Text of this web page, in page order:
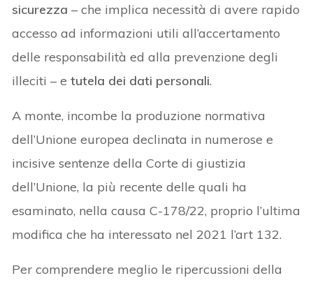
sicurezza – che implica necessità di avere rapido
accesso ad informazioni utili all’accertamento
delle responsabilità ed alla prevenzione degli
illeciti – etutela dei dati personali.
A monte, incombe la produzione normativa
dell’Unione europea declinata in numerose e
incisive sentenze della Corte di giustizia
dell’Unione, la più recente delle quali ha
esaminato, nella causa C-178/22, proprio l’ultima
modifica che ha interessato nel 2021 l’art 132.
Per comprendere meglio le ripercussioni della